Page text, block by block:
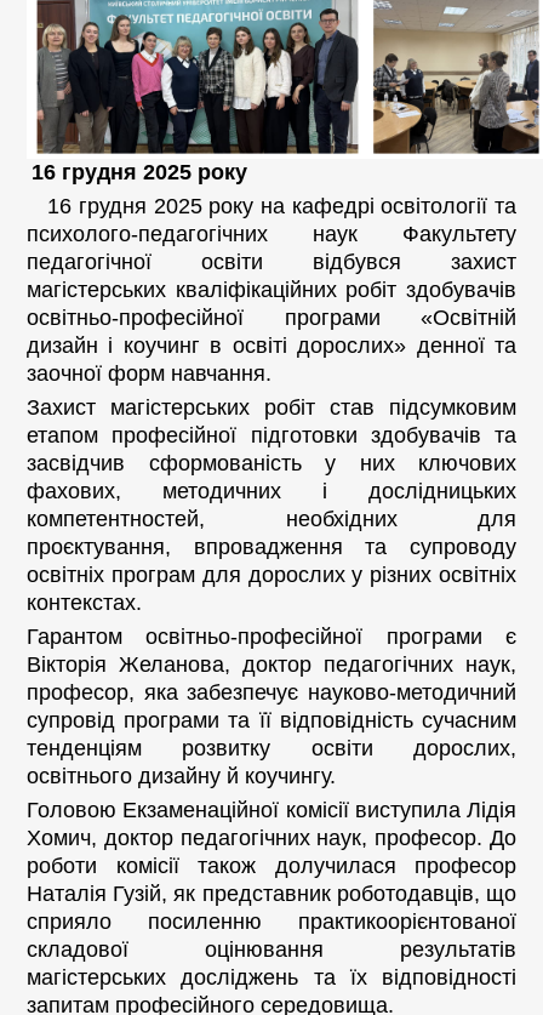
16 грудня 2025 року
16 грудня 2025 року на кафедрі освітології та
психолого-педагогічних наук Факультету
педагогічної освіти відбувся захист
магістерських кваліфікаційних робіт здобувачів
освітньо-професійної програми «Освітній
дизайн і коучинг в освіті дорослих» денної та
заочної форм навчання.
Захист магістерських робіт став підсумковим
етапом професійної підготовки здобувачів та
засвідчив сформованість у них ключових
фахових, методичних і дослідницьких
компетентностей, необхідних для
проєктування, впровадження та супроводу
освітніх програм для дорослих у різних освітніх
контекстах.
Гарантом освітньо-професійної програми є
Вікторія Желанова, доктор педагогічних наук,
професор, яка забезпечує науково-методичний
супровід програми та її відповідність сучасним
тенденціям розвитку освіти дорослих,
освітнього дизайну й коучингу.
Головою Екзаменаційної комісії виступила Лідія
Хомич, доктор педагогічних наук, професор. До
роботи комісії також долучилася професор
Наталія Гузій, як представник роботодавців, що
сприяло посиленню практикоорієнтованої
складової оцінювання результатів
магістерських досліджень та їх відповідності
запитам професійного середовища.